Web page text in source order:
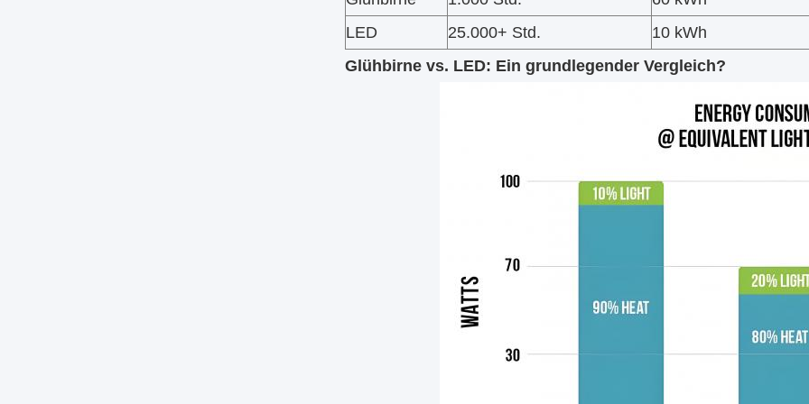
LED
25.000+ Std.
10 kWh
Glühbirne vs. LED: Ein grundlegender Vergleich?